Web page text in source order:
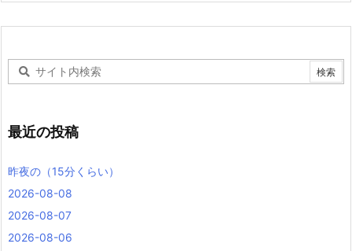
最近の投稿
昨夜の（15分くらい）
2026-08-08
2026-08-07
2026-08-06